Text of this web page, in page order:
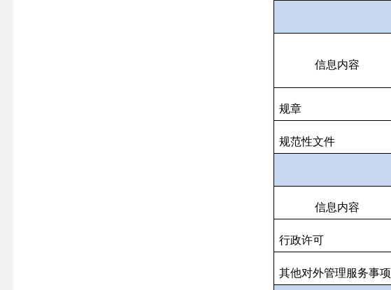
信息内容
规章
规范性文件
信息内容
行政许可
其他对外管理服务事项